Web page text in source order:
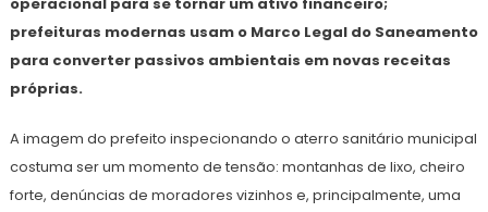
operacional para se tornar um ativo financeiro;
prefeituras modernas usam o Marco Legal do Saneamento
para converter passivos ambientais em novas receitas
próprias.
A imagem do prefeito inspecionando o aterro sanitário municipal
costuma ser um momento de tensão: montanhas de lixo, cheiro
forte, denúncias de moradores vizinhos e, principalmente, uma